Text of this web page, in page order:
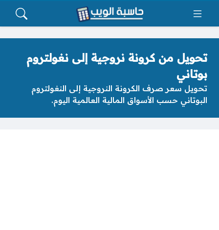
تحويل من كرونة نروجية إلى نغولتروم
بوتاني
تحويل سعر صرف الكرونة النروجية إلى النغولتروم
البوتاني حسب الأسواق المالية العالمية اليوم.